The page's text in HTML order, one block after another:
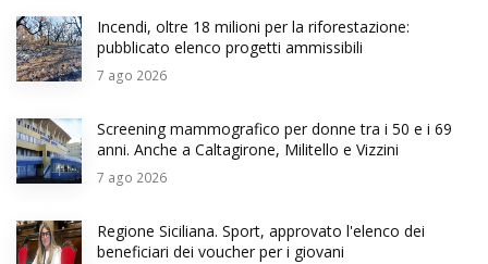
Incendi, oltre 18 milioni per la riforestazione:
pubblicato elenco progetti ammissibili
7 ago 2026
Screening mammografico per donne tra i 50 e i 69
anni. Anche a Caltagirone, Militello e Vizzini
7 ago 2026
Regione Siciliana. Sport, approvato l'elenco dei
beneficiari dei voucher per i giovani